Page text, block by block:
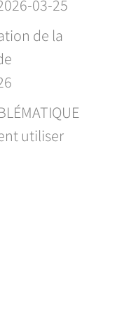
03-25
de la
utiliser